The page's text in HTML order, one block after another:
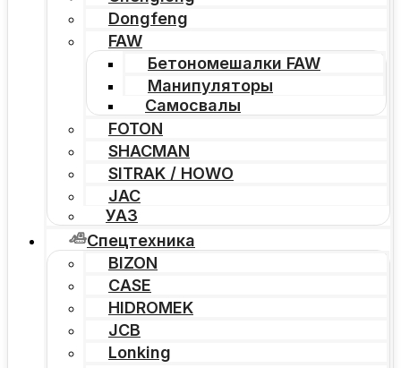
Dongfeng
FAW
Бетономешалки FAW
Манипуляторы
Самосвалы
FOTON
SHACMAN
SITRAK / HOWO
JAC
УАЗ
Спецтехника
BIZON
CASE
HIDROMEK
JCB
Lonking